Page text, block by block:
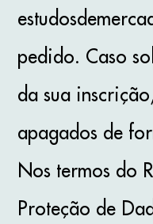
pedido. Caso
da sua
apagados de
Nos termos do
Proteção de